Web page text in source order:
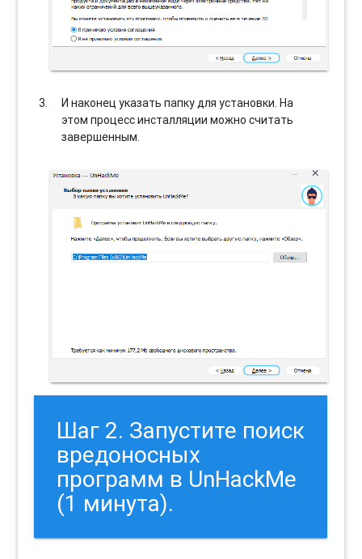
И наконец указать папку для установки. На
этом процесс инсталляции можно считать
завершенным.
Шаг 2. Запустите поиск
вредоносных
программ в UnHackMe
(1 минута).